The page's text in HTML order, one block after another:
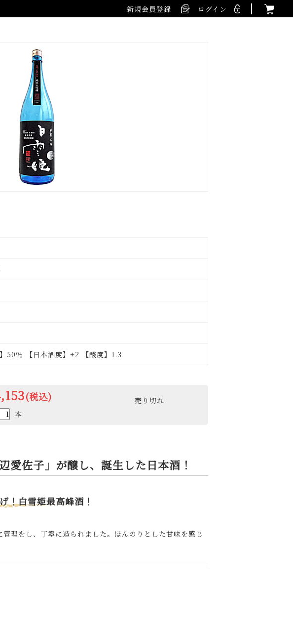
ログイン
新規会員登録
】50％ 【日本酒度】+2 【酸度】1.3
(税込)
本
売り切れ
愛佐子」が醸し、誕生した日本酒！
！白雪姫最高峰酒！
理をし、丁寧に造られました。ほんのりとした甘味を感じ